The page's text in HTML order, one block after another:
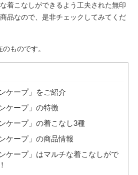
着こなしができるよう工夫された無印
品なので、是非チェックしてみてくだ
ものです。
ケープ」をご紹介
ケープ」の特徴
ケープ」の着こなし3種
ケープ」の商品情報
ケープ」はマルチな着こなしがで